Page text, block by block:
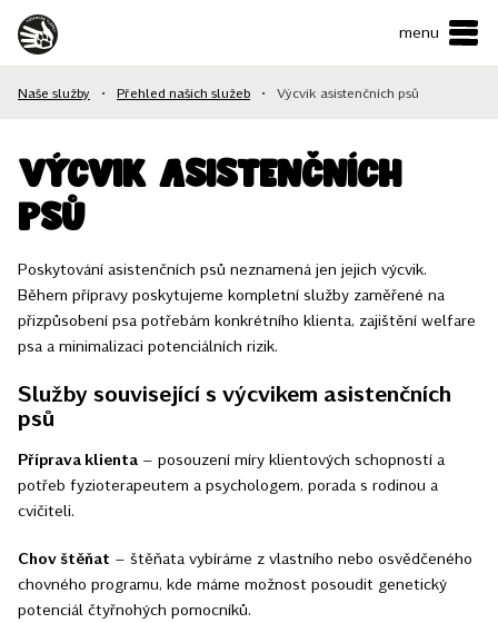
menu
O NÁS
NAŠE SLUŽBY
JAK MŮŽETE POMOCI?
KONTAKTY
E-shop
Podpořit
Naše služby • Přehled našich služeb • Výcvik asistenčních psů
Výcvik asistenčních
psů
Poskytování asistenčních psů neznamená jen jejich výcvik.
Během přípravy poskytujeme kompletní služby zaměřené na
přizpůsobení psa potřebám konkrétního klienta, zajištění welfare
psa a minimalizaci potenciálních rizik.
Služby související s výcvikem asistenčních
psů
Příprava klienta – posouzení míry klientových schopností a
potřeb fyzioterapeutem a psychologem, porada s rodinou a
cvičiteli.
Chov štěňat – štěňata vybíráme z vlastního nebo osvědčeného
chovného programu, kde máme možnost posoudit genetický
potenciál čtyřnohých pomocníků.